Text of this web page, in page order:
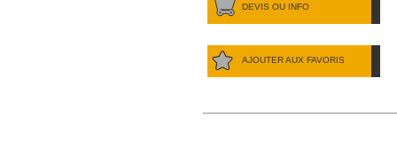
DEVIS OU INFO
AJOUTER AUX FAVORIS